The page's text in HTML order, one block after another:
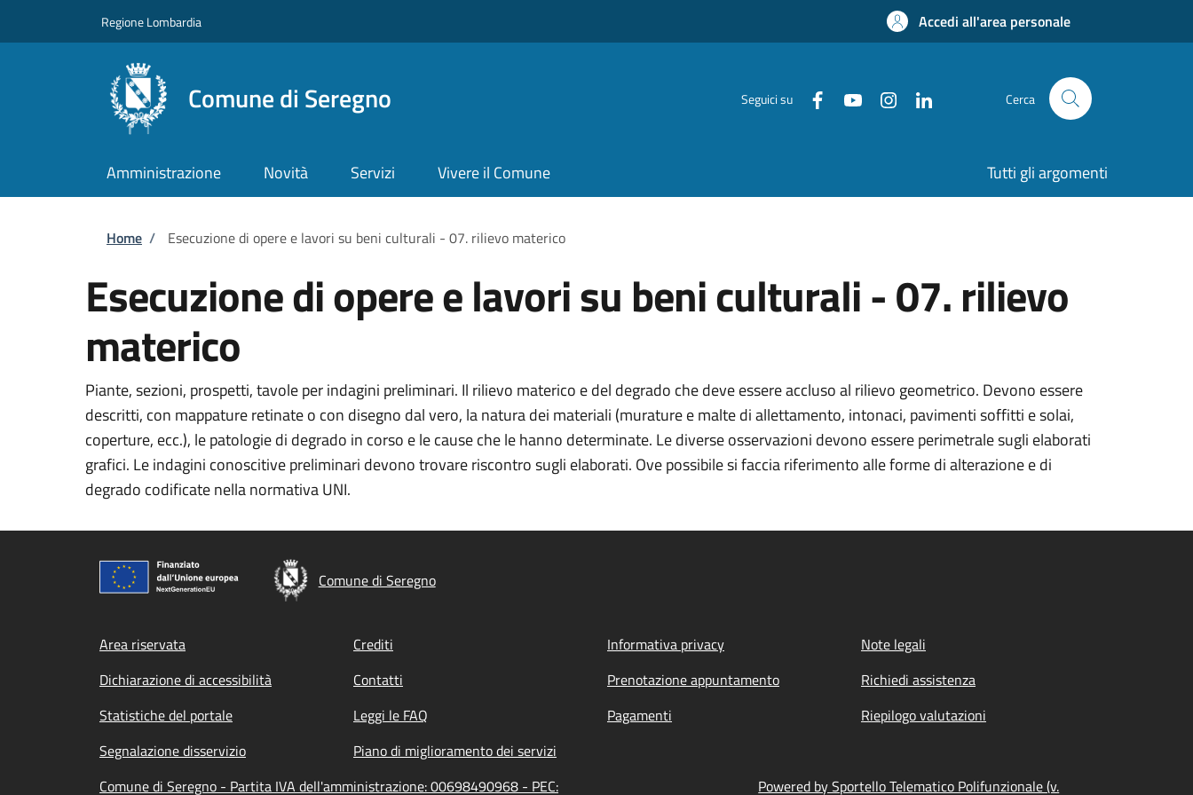
Regione Lombardia Accedi all'area personale
Comune di Seregno Seguici su Cerca
Amministrazione Novità Servizi Vivere il Comune Tutti gli argomenti
Briciole di pane
Home / Esecuzione di opere e lavori su beni culturali - 07. rilievo materico
Esecuzione di opere e lavori su beni culturali - 07. rilievo
materico
Piante, sezioni, prospetti, tavole per indagini preliminari. Il rilievo materico e del degrado che deve essere accluso al rilievo geometrico. Devono essere
descritti, con mappature retinate o con disegno dal vero, la natura dei materiali (murature e malte di allettamento, intonaci, pavimenti soffitti e solai,
coperture, ecc.), le patologie di degrado in corso e le cause che le hanno determinate. Le diverse osservazioni devono essere perimetrale sugli elaborati
grafici. Le indagini conoscitive preliminari devono trovare riscontro sugli elaborati. Ovepossibile si faccia riferimento alle forme di alterazione e di
degrado codificate nella normativa UNI.
Comune di Seregno
Footer menu
Area riservata Crediti Informativa privacy
Note legali
Dichiarazione di accessibilità
Contatti Prenotazione appuntamento
Richiedi assistenza
Statistiche del portale
Leggi le FAQ Pagamenti
Riepilogo valutazioni
Segnalazione disservizio
Piano di miglioramento dei servizi
Comune di Seregno - Partita IVA dell'amministrazione: 00698490968 - PEC:
Powered by Sportello Telematico Polifunzionale (v.